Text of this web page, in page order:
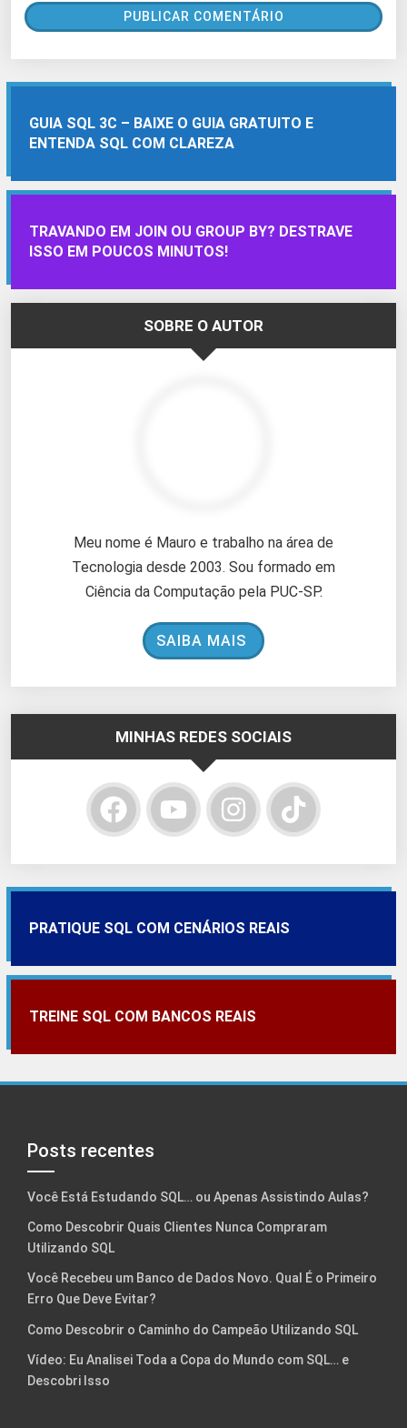
GUIA SQL 3C – BAIXE O GUIA GRATUITO E
ENTENDA SQL COM CLAREZA
TRAVANDO EM JOIN OU GROUP BY? DESTRAVE
ISSO EM POUCOS MINUTOS!
SOBRE O AUTOR
Meu nome é Mauro e trabalho na área de
Tecnologia desde 2003. Sou formado em
Ciência da Computação pela PUC-SP.
SAIBA MAIS
MINHAS REDES SOCIAIS
PRATIQUE SQL COM CENÁRIOS REAIS
TREINE SQL COM BANCOS REAIS
Posts recentes
Você Está Estudando SQL… ou Apenas Assistindo Aulas?
Como Descobrir Quais Clientes Nunca Compraram
Utilizando SQL
Você Recebeu um Banco de Dados Novo. Qual É o Primeiro
Erro Que Deve Evitar?
Como Descobrir o Caminho do Campeão Utilizando SQL
Vídeo: Eu Analisei Toda a Copa do Mundo com SQL… e
Descobri Isso